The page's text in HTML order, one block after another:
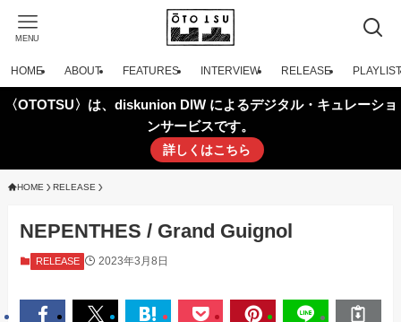
MENU
HOME ABOUT FEATURES INTERVIEW RELEASE PLAYLIST
〈OTOTSU〉は、diskunion DIW によるデジタル・キュレーショ
ンサービスです。
詳しくはこちら
HOME RELEASE
NEPENTHES / Grand Guignol
RELEASE 2023年3月8日